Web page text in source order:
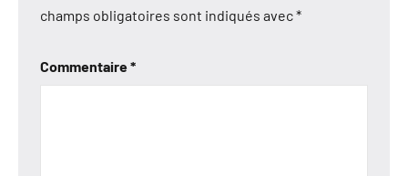
champs obligatoires sont indiqués avec*
Commentaire*